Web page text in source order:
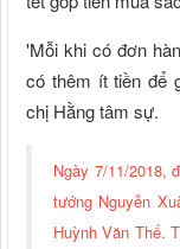
'Mỗi khi có đơn
có thêm ít tiền để
chị Hằng tâm sự.
Ngày 7/11/2018,
tướng Nguyễn
Huỳnh Văn Thế.